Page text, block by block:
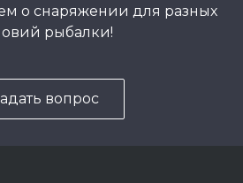
о снаряжении для разных
рыбалки!
вопрос